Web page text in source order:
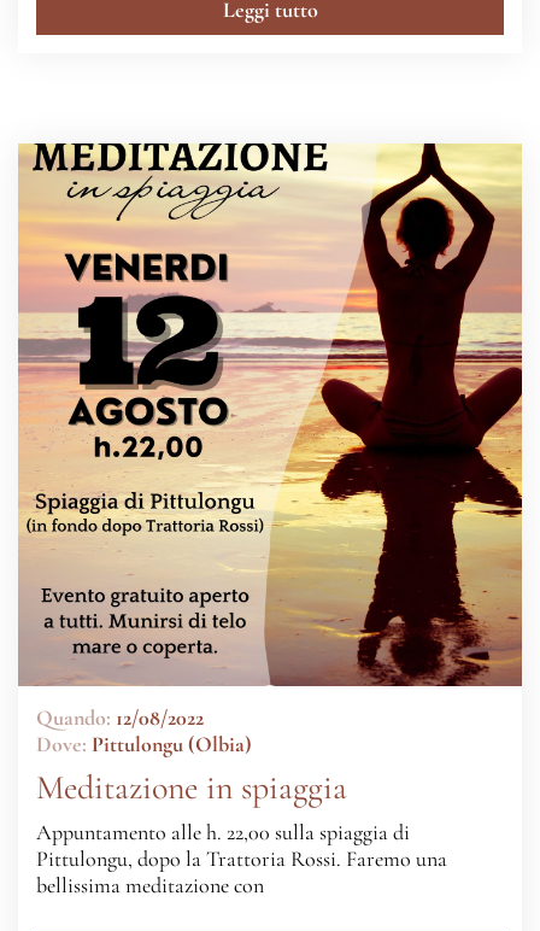
Leggi tutto
Quando: 12/08/2022
Dove: Pittulongu (Olbia)
Meditazione in spiaggia
Appuntamento alle h. 22,00 sulla spiaggia di
Pittulongu, dopo la Trattoria Rossi. Faremo una
bellissima meditazione con